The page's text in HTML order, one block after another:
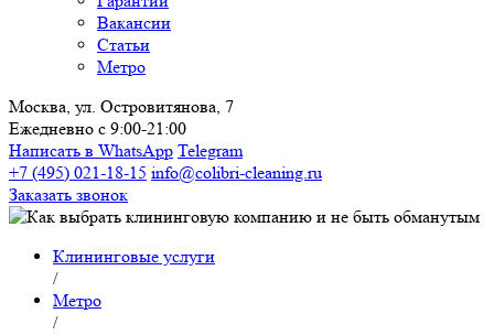
Вакансии
Статьи
Метро
Москва, ул. Островитянова, 7
Ежедневно с 9:00-21:00
Написать в WhatsApp Telegram
+7 (495) 021-18-15 info@colibri-cleaning.ru
Заказать звонок
Клининговые услуги
/
Метро
/